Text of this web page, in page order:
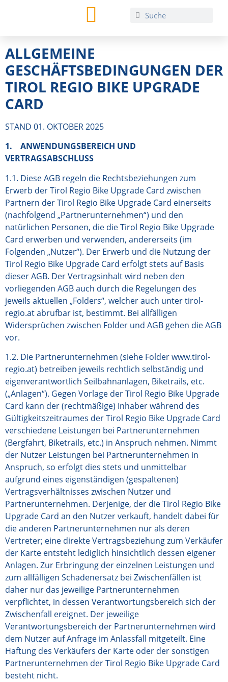
ALLGEMEINE
GESCHÄFTSBEDINGUNGEN DER
TIROL REGIO BIKE UPGRADE
CARD
STAND 01. OKTOBER 2025
1. ANWENDUNGSBEREICH UND
VERTRAGSABSCHLUSS
1.1. Diese AGB regeln die Rechtsbeziehungen zum
Erwerb der Tirol Regio Bike Upgrade Card zwischen
Partnern der Tirol Regio Bike Upgrade Card einerseits
(nachfolgend „Partnerunternehmen“) und den
natürlichen Personen, die die Tirol Regio Bike Upgrade
Card erwerben und verwenden, andererseits (im
Folgenden „Nutzer“). Der Erwerb und die Nutzung der
Tirol Regio Bike Upgrade Card erfolgt stets auf Basis
dieser AGB. Der Vertragsinhalt wird neben den
vorliegenden AGB auch durch die Regelungen des
jeweils aktuellen „Folders“, welcher auch untertirol-
regio.atabrufbar ist, bestimmt. Bei allfälligen
Widersprüchen zwischen Folder und AGB gehen die AGB
vor.
1.2. Die Partnerunternehmen (siehe Folder www.tirol-
regio.at) betreiben jeweils rechtlich selbständig und
eigenverantwortlich Seilbahnanlagen, Biketrails, etc.
(„Anlagen“). Gegen Vorlage der Tirol Regio Bike Upgrade
Card kann der (rechtmäßige) Inhaber während des
Gültigkeitszeitraumes der Tirol Regio Bike Upgrade Card
verschiedene Leistungen bei Partnerunternehmen
(Bergfahrt, Biketrails, etc.) in Anspruch nehmen. Nimmt
der Nutzer Leistungen bei Partnerunternehmen in
Anspruch, so erfolgt dies stets und unmittelbar
aufgrund eines eigenständigen (gespaltenen)
Vertragsverhältnisses zwischen Nutzer und
Partnerunternehmen. Derjenige, der die Tirol Regio Bike
Upgrade Card an den Nutzer verkauft, handelt dabei für
die anderen Partnerunternehmen nur als deren
Vertreter; eine direkte Vertragsbeziehung zum Verkäufer
der Karte entsteht lediglich hinsichtlich dessen eigener
Anlagen. Zur Erbringung der einzelnen Leistungen und
zum allfälligen Schadenersatz bei Zwischenfällen ist
daher nur das jeweilige Partnerunternehmen
verpflichtet, in dessen Verantwortungsbereich sich der
Zwischenfall ereignet. Der jeweilige
Verantwortungsbereich der Partnerunternehmen wird
dem Nutzer auf Anfrage im Anlassfall mitgeteilt. Eine
Haftung des Verkäufers der Karte oder der sonstigen
Partnerunternehmen der Tirol Regio Bike Upgrade Card
besteht nicht.